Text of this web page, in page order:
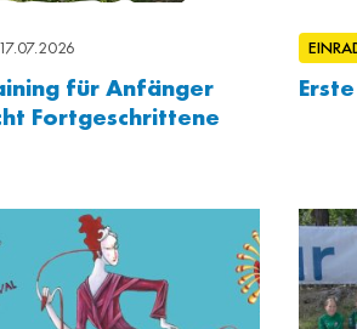
17.07.2026
für Anfänger
Fortgeschrittene